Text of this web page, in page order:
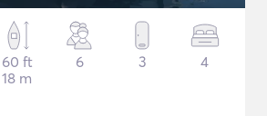
60 ft
18 m
6 3 4